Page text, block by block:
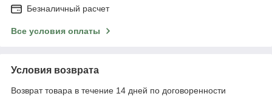
Безналичный расчет
Все условия оплаты
Условия возврата
Возврат товара в течение 14 дней по договоренности